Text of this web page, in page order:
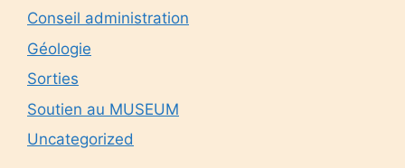
Conseil administration
Géologie
Sorties
Soutien au MUSEUM
Uncategorized